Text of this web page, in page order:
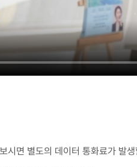
시면 별도의 데이터 통화료가 발